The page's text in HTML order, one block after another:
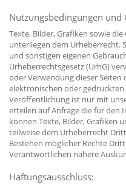
Nutzungsbedingungen und
Texte, Bilder, Grafiken sowie
unterliegen dem Urheberrecht.
und sonstigen eigenen
Urheberrechtsgesetz (UrhG)
oder Verwendung dieser Seiten
elektronischen oder
Veröffentlichung ist nur mit
erteilen auf Anfrage die für den
können Texte, Bilder, Grafiken
teilweise dem Urheberrecht
Bestehen möglicher Rechte
Verantwortlichen nähere
Haftungsausschluss: